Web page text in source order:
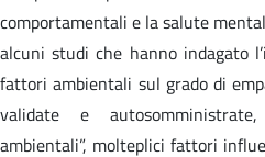
comportamentali e la salute
alcuni studi che hanno indagato
fattori ambientali sul grado di
validate e
ambientali”, molteplici fattori